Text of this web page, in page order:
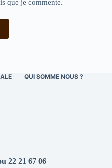
que je commente.
QUI SOMME NOUS ?
22 21 67 06